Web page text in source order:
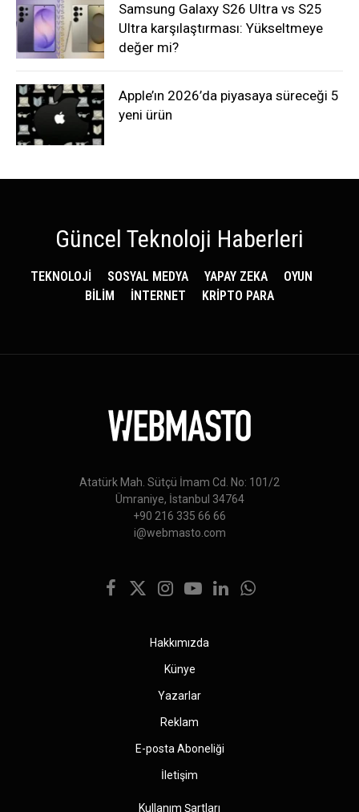
Samsung Galaxy S26 Ultra vs S25
Ultra karşılaştırması: Yükseltmeye
değer mi?
Apple’ın 2026’da piyasaya süreceği 5
yeni ürün
Güncel Teknoloji Haberleri
TEKNOLOJİ SOSYAL MEDYA YAPAY ZEKA
OYUN
BİLİM
İNTERNET KRİPTO PARA
Atatürk Mah. Sütçü İmam Cd. No: 101/2
Ümraniye, İstanbul 34764
+90 216 335 66 66
i@webmasto.com
Facebook
X
Instagram
YouTubeLinkedInWhatsApp
Hakkımızda
Künye
Yazarlar
Reklam
E-posta Aboneliği
İletişim
Kullanım Şartları